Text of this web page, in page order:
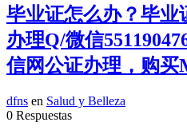
毕业证怎么办？毕业
办理Q/微信
信网公证办理，购
dfns en Salud y Belleza
0 Respuestas